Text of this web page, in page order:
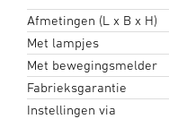
Afmetingen (L x B x H)
Met lampjes
Met bewegingsmelder
Fabrieksgarantie
Instellingen via